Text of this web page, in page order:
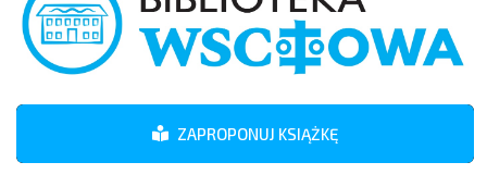
O nas
Wydarzenia
Kontakt
ZAPROPONUJ KSIĄŻKĘ